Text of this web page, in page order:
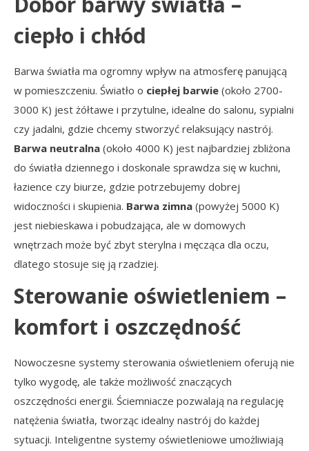
ciepło i chłód
Barwa światła ma ogromny wpływ na atmosferę panującą
w pomieszczeniu. Światło o ciepłej barwie (około 2700-
3000 K) jest żółtawe i przytulne, idealne do salonu, sypialni
czy jadalni, gdzie chcemy stworzyć relaksujący nastrój.
Barwa neutralna (około 4000 K) jest najbardziej zbliżona
do światła dziennego i doskonale sprawdza się w kuchni,
łazience czy biurze, gdzie potrzebujemy dobrej
widoczności i skupienia. Barwa zimna (powyżej 5000 K)
jest niebieskawa i pobudzająca, ale w domowych
wnętrzach może być zbyt sterylna i męcząca dla oczu,
dlatego stosuje się ją rzadziej.
Sterowanie oświetleniem –
komfort i oszczędność
Nowoczesne systemy sterowania oświetleniem oferują nie
tylko wygodę, ale także możliwość znaczących
oszczędności energii. Ściemniacze pozwalają na regulację
natężenia światła, tworząc idealny nastrój do każdej
sytuacji. Inteligentne systemy oświetleniowe umożliwiają